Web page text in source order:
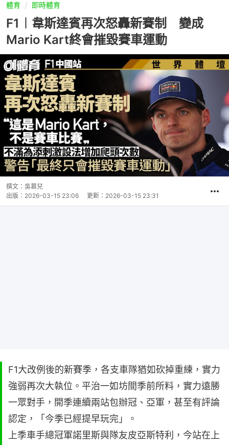
體育 即時體育
F1︱韋斯達賓再次怒轟新賽制 變成
Mario Kart終會摧毀賽車運動
撰文： 吳慕兒
出版： 2026-03-15 23:06 更新： 2026-03-15 23:31
F1大改例後的新賽季，各支車隊猶如砍掉重練，實力
強弱再次大執位。平治一如坊間季前所料，實力遠勝
一眾對手，開季連續兩站包辦冠、亞軍，甚至有評論
認定，「今季已經提早玩完」。
上季車手總冠軍諾里斯與隊友皮亞斯特利，今站在上